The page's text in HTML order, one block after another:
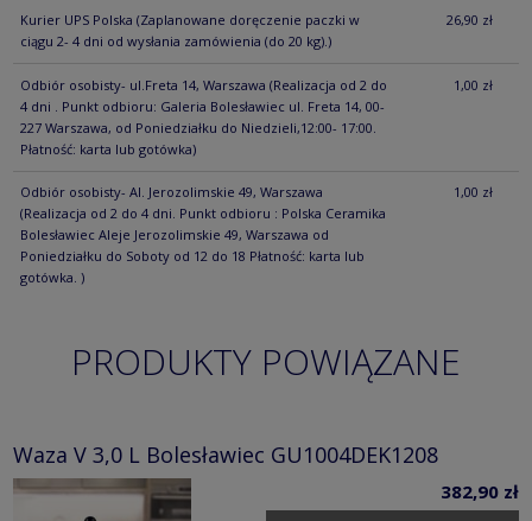
Kurier UPS Polska (Zaplanowane doręczenie paczki w
ciągu 2- 4 dni od wysłania zamówienia (do 20 kg).)
26,90 zł
Odbiór osobisty- ul.Freta 14, Warszawa (Realizacja od 2 do
4 dni . Punkt odbioru: Galeria Bolesławiec ul. Freta 14, 00-
227 Warszawa, od Poniedziałku do Niedzieli,12:00- 17:00.
Płatność: karta lub gotówka)
1,00 zł
Odbiór osobisty- Al. Jerozolimskie 49, Warszawa
(Realizacja od 2 do 4 dni. Punkt odbioru : Polska Ceramika
Bolesławiec Aleje Jerozolimskie 49, Warszawa od
Poniedziałku do Soboty od 12 do 18 Płatność: karta lub
gotówka. )
1,00 zł
PRODUKTY POWIĄZANE
Waza V 3,0 L Bolesławiec GU1004DEK1208
382,90 zł